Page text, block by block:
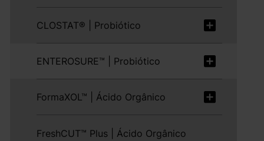
CLOSTAT® | Probiótico
ENTEROSURE™ | Probiótico
FormaXOL™ | Ácido Orgânico
FreshCUT™ Plus | Ácido Orgânico